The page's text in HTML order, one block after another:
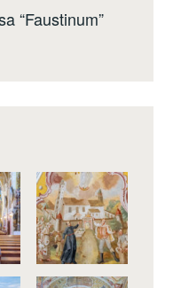
“Faustinum”